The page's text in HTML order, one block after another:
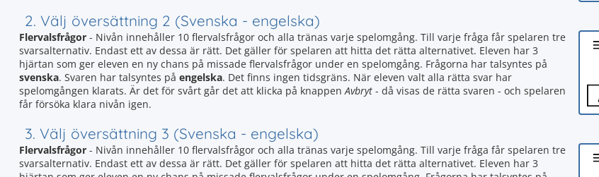
2. Välj översättning 2 (Svenska - engelska)
Flervalsfrågor - Nivån innehåller 10 flervalsfrågor och alla tränas varje spelomgång. Till varje fråga får spelaren tre
svarsalternativ. Endast ett av dessa är rätt. Det gäller för spelaren att hitta det rätta alternativet. Eleven har 3
hjärtan som ger eleven en ny chans på missade flervalsfrågor under en spelomgång. Frågorna har talsyntes på
svenska. Svaren har talsyntes på engelska. Det finns ingen tidsgräns. När eleven valt alla rätta svar har
spelomgången klarats. Är det för svårt går det att klicka på knappenAvbryt - då visas de rätta svaren - och spelaren
får försöka klara nivån igen.
3. Välj översättning 3 (Svenska - engelska)
Flervalsfrågor - Nivån innehåller 10 flervalsfrågor och alla tränas varje spelomgång. Till varje fråga får spelaren tre
svarsalternativ. Endast ett av dessa är rätt. Det gäller för spelaren att hitta det rätta alternativet. Eleven har 3